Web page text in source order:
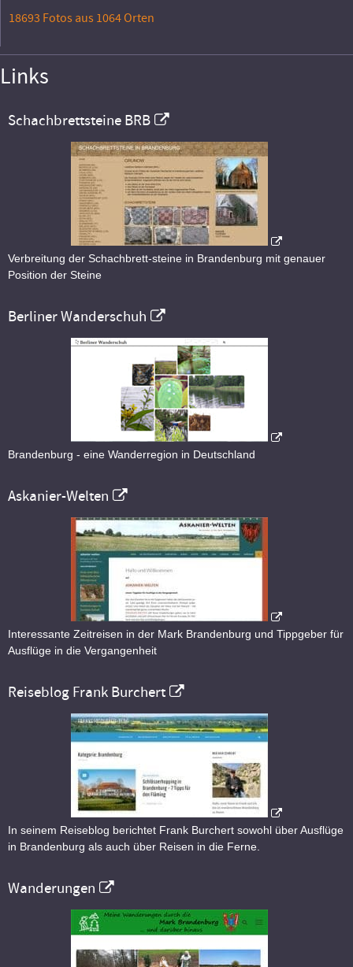
18693 Fotos aus 1064 Orten
Links
Schachbrettsteine BRB
Verbreitung der Schachbrett-steine in Brandenburg mit genauer
Position der Steine
Berliner Wanderschuh
Brandenburg - eine Wanderregion in Deutschland
Askanier-Welten
Interessante Zeitreisen in der Mark Brandenburg und Tippgeber für
Ausflüge in die Vergangenheit
Reiseblog Frank Burchert
In seinem Reiseblog berichtet Frank Burchert sowohl über Ausflüge
in Brandenburg als auch über Reisen in die Ferne.
Wanderungen